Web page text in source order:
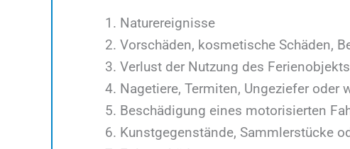
Naturereignisse
Vorschäden, kosmetische Schäden,
Verlust der Nutzung des Ferienobjekts
Nagetiere, Termiten, Ungeziefer oder
Beschädigung eines motorisierten
Kunstgegenstände, Sammlerstücke